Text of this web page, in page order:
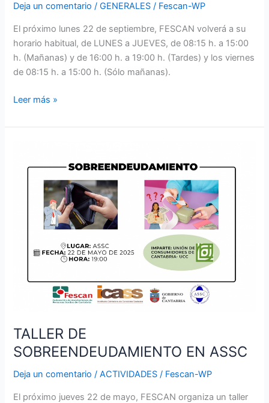
Deja un comentario /GENERALES / Fescan-WP
El próximo lunes 22 de septiembre, FESCAN volverá a su
horario habitual, de LUNES a JUEVES, de 08:15 h. a 15:00
h. (Mañanas) y de 16:00 h. a 19:00 h. (Tardes) y los viernes
de 08:15 h. a 15:00 h. (Sólo mañanas).
Leer más »
TALLER DE
SOBREENDEUDAMIENTO EN ASSC
Deja un comentario /ACTIVIDADES / Fescan-WP
El próximo jueves 22 de mayo, FESCAN organiza un taller